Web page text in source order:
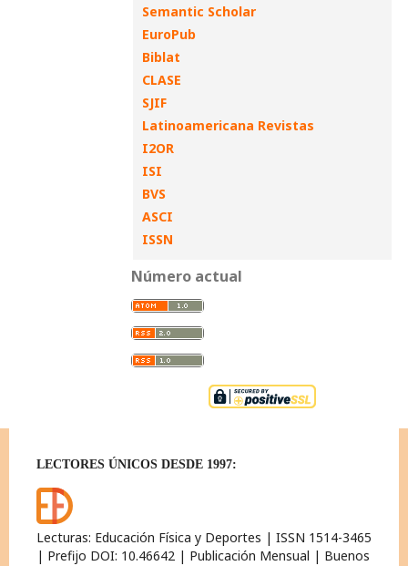
Semantic Scholar
EuroPub
Biblat
CLASE
SJIF
Latinoamericana Revistas
I2OR
ISI
BVS
ASCI
ISSN
Número actual
LECTORES ÚNICOS DESDE 1997:
Lecturas: Educación Física y Deportes | ISSN 1514-3465
| Prefijo DOI: 10.46642 | Publicación Mensual | Buenos